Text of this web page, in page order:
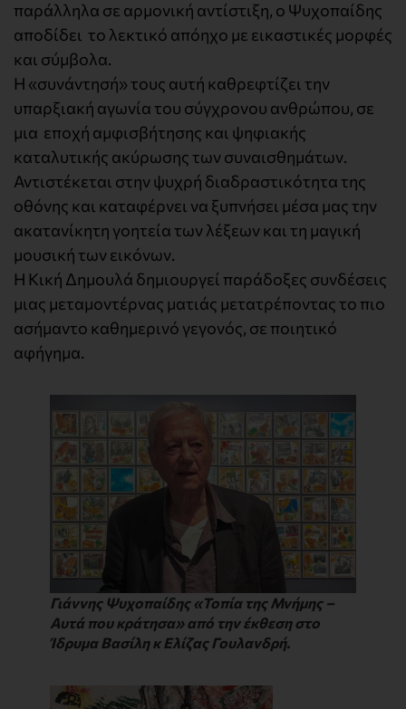
παράλληλα σε αρμονική αντίστιξη, ο Ψυχοπαίδης
αποδίδει το λεκτικό απόηχο με εικαστικές μορφές
και σύμβολα.
Η «συνάντησή» τους αυτή καθρεφτίζει την
υπαρξιακή αγωνία του σύγχρονου ανθρώπου, σε
μια εποχή αμφισβήτησης και ψηφιακής
καταλυτικής ακύρωσης των συναισθημάτων.
Αντιστέκεται στην ψυχρή διαδραστικότητα της
οθόνης και καταφέρνει να ξυπνήσει μέσα μας την
ακατανίκητη γοητεία των λέξεων και τη μαγική
μουσική των εικόνων.
Η Κική Δημουλά δημιουργεί παράδοξες συνδέσεις
μιας μεταμοντέρνας ματιάς μετατρέποντας το πιο
ασήμαντο καθημερινό γεγονός, σε ποιητικό
αφήγημα.
Γιάννης Ψυχοπαίδης «Τοπία της Μνήμης –
Αυτά που κράτησα» από την έκθεση στο
Ίδρυμα Βασίλη κ Ελίζας Γουλανδρή.